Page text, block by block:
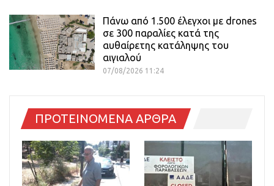
Πάνω από 1.500 έλεγχοι με drones
σε 300 παραλίες κατά της
αυθαίρετης κατάληψης του
αιγιαλού
07/08/2026 11:24
ΠΡΟΤΕΙΝΟΜΕΝΑ ΑΡΘΡΑ